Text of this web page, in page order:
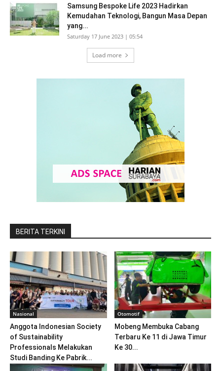
Samsung Bespoke Life 2023 Hadirkan
Kemudahan Teknologi, Bangun Masa Depan
yang...
Saturday 17 June 2023 | 05:54
Load more
BERITA TERKINI
Nasional
Anggota Indonesian Society
of Sustainability
Professionals Melakukan
Studi Banding Ke Pabrik...
Otomotif
Mobeng Membuka Cabang
Terbaru Ke 11 di Jawa Timur
Ke 30...